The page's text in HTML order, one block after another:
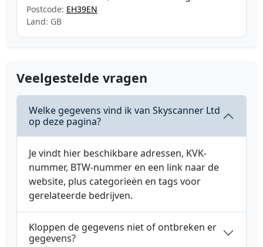
Postcode: EH39EN
Land: GB
Veelgestelde vragen
Welke gegevens vind ik van Skyscanner Ltd
op deze pagina?
Je vindt hier beschikbare adressen, KVK-
nummer, BTW-nummer en een link naar de
website, plus categorieën en tags voor
gerelateerde bedrijven.
Kloppen de gegevens niet of ontbreken er
gegevens?